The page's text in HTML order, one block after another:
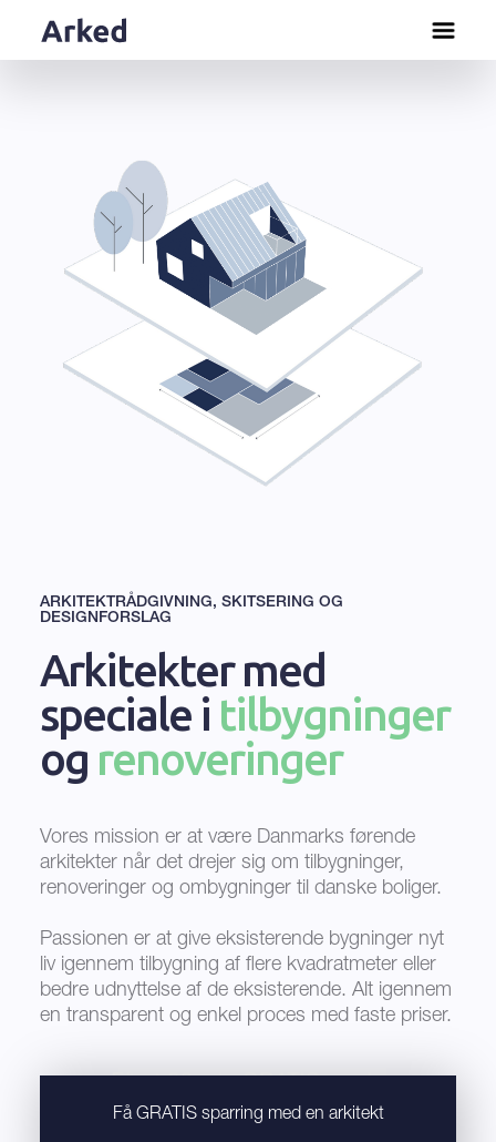
ARKITEKTRÅDGIVNING, SKITSERING OG
DESIGNFORSLAG
Arkitekter med
speciale i tilbygninger
og renoveringer
Vores mission er at være Danmarks førende
arkitekter når det drejer sig om tilbygninger,
renoveringer og ombygninger til danske boliger.
Passionen er at give eksisterende bygninger nyt
liv igennem tilbygning af flere kvadratmeter eller
bedre udnyttelse af de eksisterende. Alt igennem
en transparent og enkel proces med faste priser.
Få GRATIS sparring med en arkitekt